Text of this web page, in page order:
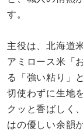
す。
主役は、北海道
アミロース米「
る「強い粘り」
切使わずに生地
クッと香ばしく
はの優しい余韻